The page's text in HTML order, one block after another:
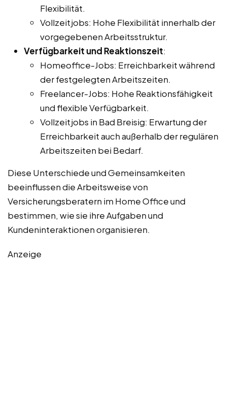
Flexibilität.
Vollzeitjobs: Hohe Flexibilität innerhalb der
vorgegebenen Arbeitsstruktur.
Verfügbarkeit und Reaktionszeit:
Homeoffice-Jobs: Erreichbarkeit während
der festgelegten Arbeitszeiten.
Freelancer-Jobs: Hohe Reaktionsfähigkeit
und flexible Verfügbarkeit.
Vollzeitjobs in Bad Breisig: Erwartung der
Erreichbarkeit auch außerhalb der regulären
Arbeitszeiten bei Bedarf.
Diese Unterschiede und Gemeinsamkeiten
beeinflussen die Arbeitsweise von
Versicherungsberatern im Home Office und
bestimmen, wie sie ihre Aufgaben und
Kundeninteraktionen organisieren.
Anzeige